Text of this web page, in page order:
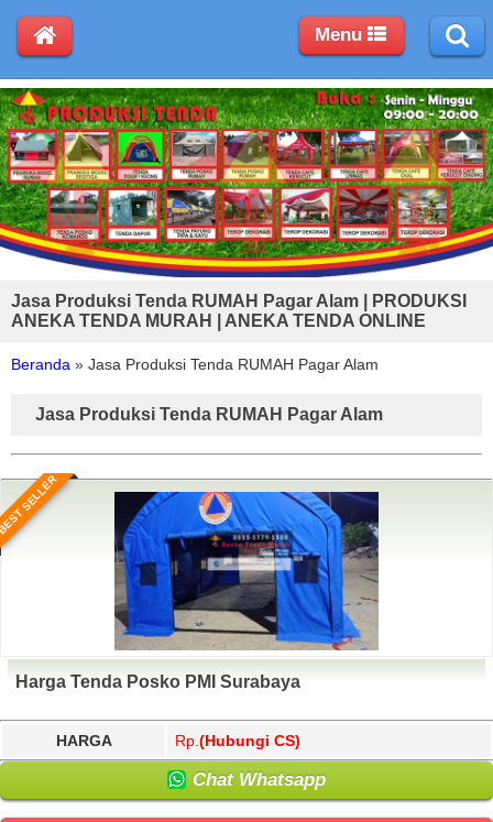
Jasa Produksi Tenda RUMAH Pagar Alam | PRODUKSI
ANEKA TENDA MURAH | ANEKA TENDA ONLINE
Beranda » Jasa Produksi Tenda RUMAH Pagar Alam
Jasa Produksi Tenda RUMAH Pagar Alam
SELLER
Harga Tenda Posko PMI Surabaya
HARGA Rp. (Hubungi CS)
Chat Whatsapp
Menu